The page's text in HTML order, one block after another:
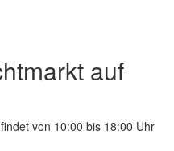
auf
von 10:00 bis 18:00 Uhr